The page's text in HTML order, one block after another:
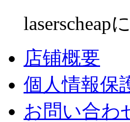
laserscheap
店铺概要
個人情報保
お問い合わ